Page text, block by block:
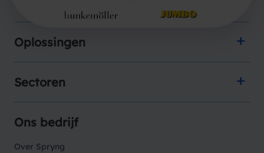
Oplossingen
Sectoren
Ons bedrijf
Over Spryng